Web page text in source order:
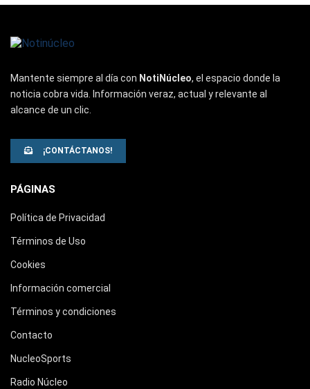
Mantente siempre al día con NotiNúcleo, el espacio donde la
noticia cobra vida. Información veraz, actual y relevante al
alcance de un clic.
¡CONTÁCTANOS!
PÁGINAS
Política de Privacidad
Términos de Uso
Cookies
Información comercial
Términos y condiciones
Contacto
NucleoSports
Radio Núcleo